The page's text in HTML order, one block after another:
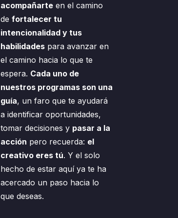
acompañarteen el camino
de fortalecer tu
intencionalidad y tus
habilidadespara avanzar en
el camino hacia lo que te
espera. Cada uno de
nuestros programas son una
guía, un faro que te ayudará
a identificar oportunidades,
tomar decisiones y pasar a la
acción pero recuerda: el
creativo eres tú. Y el solo
hecho de estar aquí ya te ha
acercado un paso hacia lo
que deseas.